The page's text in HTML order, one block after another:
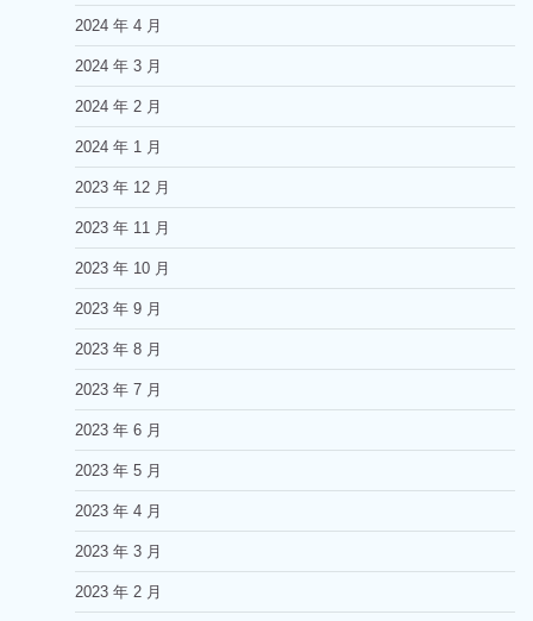
2024 年 4 月
2024 年 3 月
2024 年 2 月
2024 年 1 月
2023 年 12 月
2023 年 11 月
2023 年 10 月
2023 年 9 月
2023 年 8 月
2023 年 7 月
2023 年 6 月
2023 年 5 月
2023 年 4 月
2023 年 3 月
2023 年 2 月